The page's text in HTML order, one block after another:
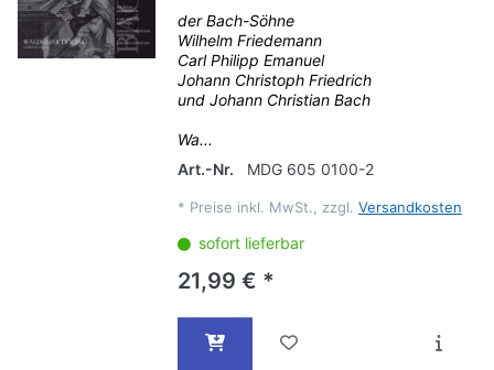
der Bach-Söhne
Wilhelm Friedemann
Carl Philipp Emanuel
Johann Christoph Friedrich
und Johann Christian Bach
Wa...
Art.-Nr.
MDG 605 0100-2
* Preise inkl. MwSt., zzgl. Versandkosten
sofort lieferbar
21,99 € *